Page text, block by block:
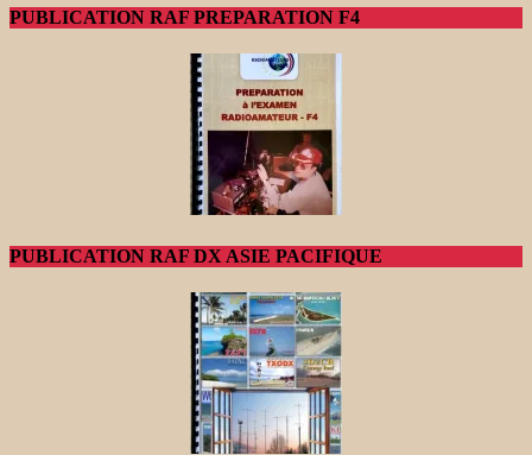
PUBLICATION RAF PREPARATION F4
PUBLICATION RAF DX ASIE PACIFIQUE